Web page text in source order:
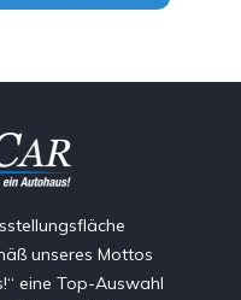
unseres Mottos
eine Top-Auswahl